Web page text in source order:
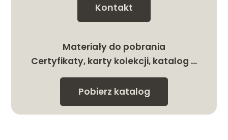
Kontakt
Materiały do pobrania
Certyfikaty, karty kolekcji, katalog …
Pobierz katalog